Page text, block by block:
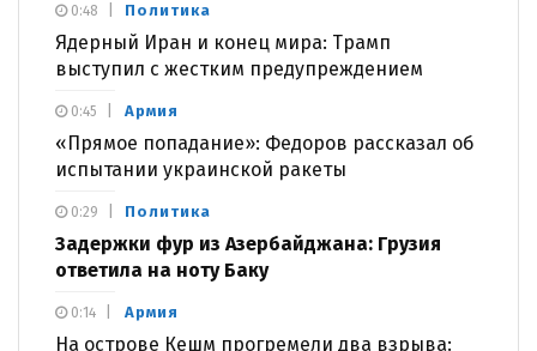
Политика
Ядерный Иран и конец мира: Трамп
выступил с жестким предупреждением
0:48
Армия
«Прямое попадание»: Федоров рассказал об
испытании украинской ракеты
0:45
Политика
Задержки фур из Азербайджана: Грузия
ответила на ноту Баку
0:29
Армия
На острове Кешм прогремели два взрыва:
0:14